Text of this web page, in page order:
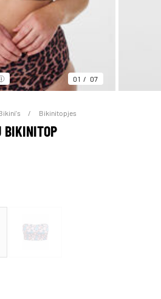
01 07
Bikinitopjes
BIKINITOP